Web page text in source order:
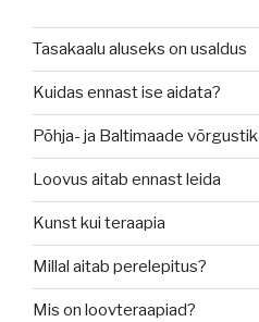
Tasakaalu aluseks on usaldus
Kuidas ennast ise aidata?
Põhja- ja Baltimaade võrgustik
Loovus aitab ennast leida
Kunst kui teraapia
Millal aitab perelepitus?
Mis on loovteraapiad?